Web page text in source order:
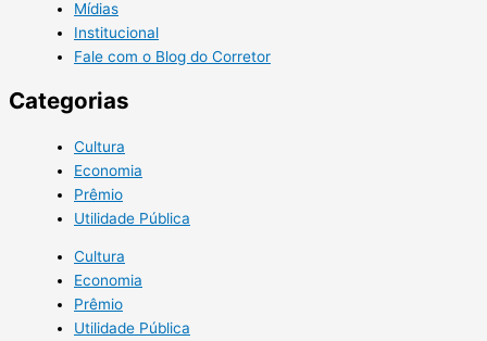
Mídias
Institucional
Fale com o Blog do Corretor
Categorias
Cultura
Economia
Prêmio
Utilidade Pública
Cultura
Economia
Prêmio
Utilidade Pública